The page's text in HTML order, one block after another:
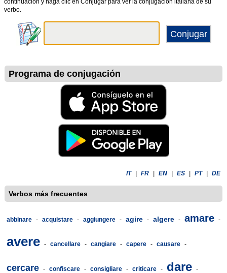
continuación y haga clic en Conjugar para ver la conjugación italiana de su
verbo.
Programa de conjugación
IT FR EN ES PT DE
Verbos más frecuentes
abbinare - acquistare - aggiungere - agire - algere - amare -
avere - cancellare - cangiare - capere - causare -
cercare - confiscare - consigliare - criticare - dare -